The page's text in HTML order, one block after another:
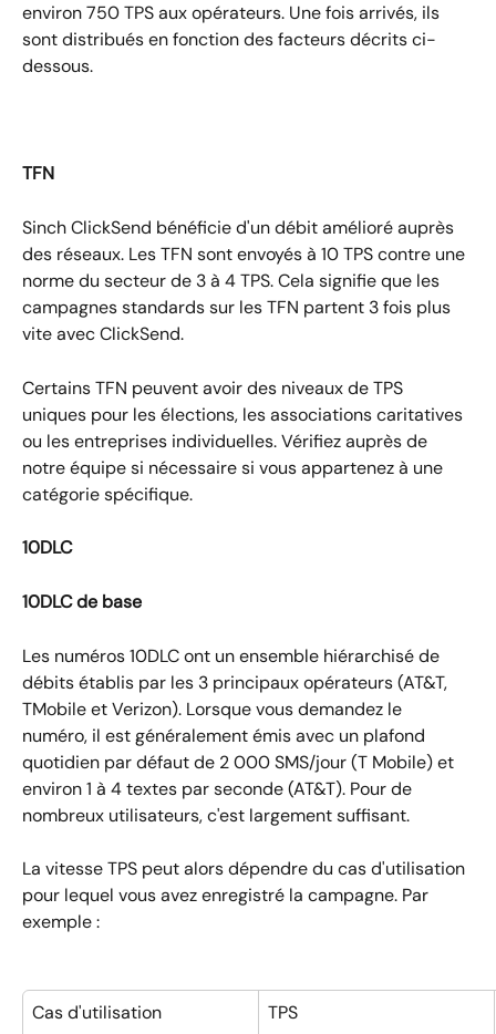
environ 750 TPS aux opérateurs. Une fois arrivés, ils
sont distribués en fonction des facteurs décrits ci-
dessous.
TFN
Sinch ClickSend bénéficie d'un débit amélioré auprès
des réseaux. Les TFN sont envoyés à 10 TPS contre une
norme du secteur de 3 à 4 TPS. Cela signifie que les
campagnes standards sur les TFN partent 3 fois plus
vite avec ClickSend.
Certains TFN peuvent avoir des niveaux de TPS
uniques pour les élections, les associations caritatives
ou les entreprises individuelles. Vérifiez auprès de
notre équipe si nécessaire si vous appartenez à une
catégorie spécifique.
10DLC
10DLC de base
Les numéros 10DLC ont un ensemble hiérarchisé de
débits établis par les 3 principaux opérateurs (AT&T,
TMobile et Verizon). Lorsque vous demandez le
numéro, il est généralement émis avec un plafond
quotidien par défaut de 2 000 SMS/jour (T Mobile) et
environ 1 à 4 textes par seconde (AT&T). Pour de
nombreux utilisateurs, c'est largement suffisant.
La vitesse TPS peut alors dépendre du cas d'utilisation
pour lequel vous avez enregistré la campagne. Par
exemple :
Cas d'utilisation TPS